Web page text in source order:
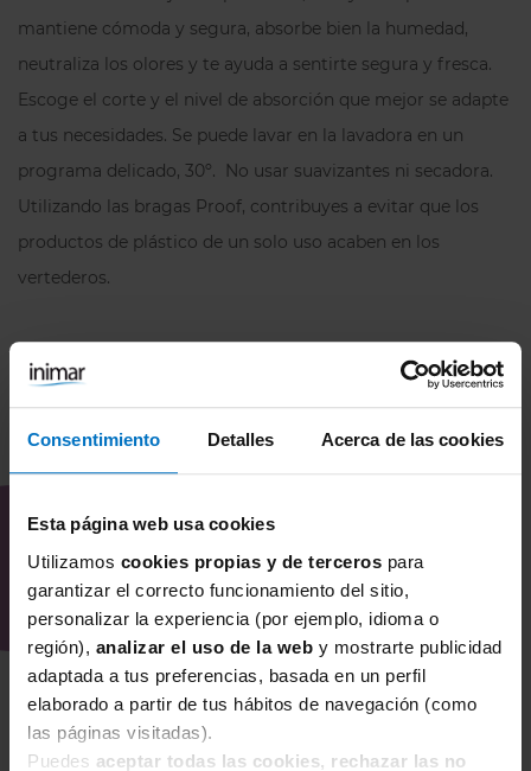
Consentimiento Detalles Acerca de las cookies
Esta página web usa cookies
Utilizamos cookies propias y de terceros para
garantizar el correcto funcionamiento del sitio,
personalizar la experiencia (por ejemplo, idioma o
región), analizar el uso de la web y mostrarte publicidad
adaptada a tus preferencias, basada en un perfil
elaborado a partir de tus hábitos de navegación (como
las páginas visitadas).
Puedes aceptar todas las cookies, rechazar las no
ambiente: Cambiarse a la ropa interior
Proof puede reducir o reemplazar el uso
para la incontinencia, y de esta forma
utilizar menos plástico que acaba en los
mares y los vertederos. Los tampones y
compresas ocupan el 7% de los
vertederos mundiales Y TARDAN HASTA
500 AÑOS EN DESAPARECER. Ya va
desechos. Como cuidar tu ropa interior:
Aclarar con agua fría, lavar en maquina
mantiene cómoda y segura, absorbe bien la humedad,
neutraliza los olores y te ayuda a sentirte segura y fresca.
Escoge el corte y el nivel de absorción que mejor se adapte
a tus necesidades. Se puede lavar en la lavadora en un
programa delicado, 30º. No usar suavizantes ni secadora.
Utilizando las bragas Proof, contribuyes a evitar que los
productos de plástico de un solo uso acaben en los
vertederos.
OPINIONES DEL CLIENTE (0)/
Todavía no hay opiniones sobre este producto